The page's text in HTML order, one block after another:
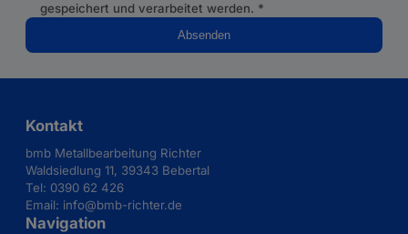
gespeichert und verarbeitet werden. *
Absenden
Kontakt
bmb Metallbearbeitung Richter
Waldsiedlung 11, 39343 Bebertal
Tel: 0390 62 426
Email: info@bmb-richter.de
Navigation